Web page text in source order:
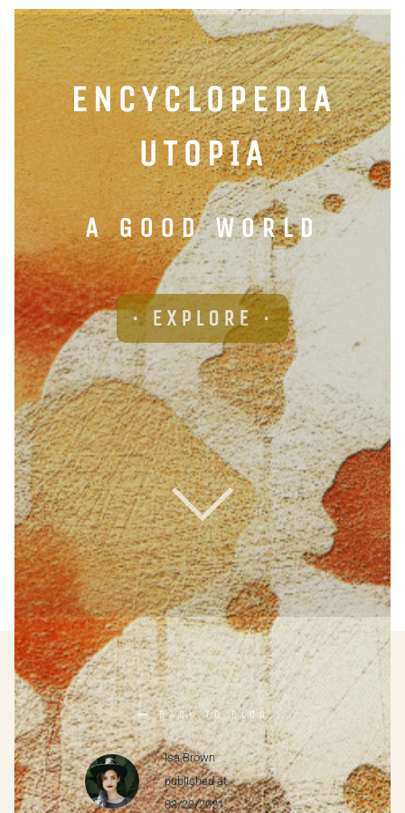
ENCYCLOPEDIA
UTOPIA
A GOOD WORLD
· EXPLORE ·
BACK TO BLOG
Isa Brown
published at
03/22/2021